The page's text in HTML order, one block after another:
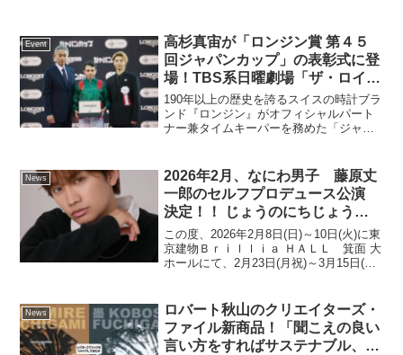
Event
高杉真宙が「ロンジン賞 第４５
回ジャパンカップ」の表彰式に登
場！TBS系日曜劇場「ザ・ロイヤ
ルファミリー」に佐木騎手役の高
杉真宙、2025年は『挑戦的な
年』と総括。
190年以上の歴史を誇るスイスの時計ブラ
ンド『ロンジン』がオフィシャルパート
ナー兼タイムキーパーを務めた「ジャパ
（国際招待）」が、2025年11月30日
（日）に東京競...
News
2026年2月、なにわ男子 藤原丈
一郎のセルフプロデュース公演
決定！！ じょうのにちじょう
【構成・演出／出演】 藤原丈一
郎（なにわ男子）
この度、2026年2月8日(日)～10日(火)に東
京建物Ｂｒｉｌｌｉａ ＨＡＬＬ 箕面 大
ホールにて、2月23日(月祝)～3月15日(日)
『じょうのにちじょう』の上演が決...
News
ロバート秋山のクリエイターズ・
ファイル新商品！「聞こえの良い
言い方をすればサステナブル、正